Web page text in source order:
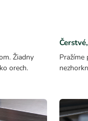
Žiadny
orech.
Pražíme